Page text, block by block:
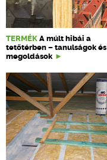
TERMÉK A múlt hibái a
tetőtérben – tanulságok és
megoldások